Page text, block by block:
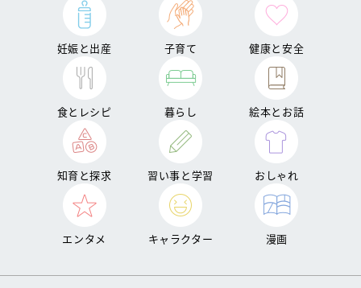
妊娠と出産 子育て 健康と安全
食とレシピ 暮らし 絵本とお話
知育と探求 習い事と学習 おしゃれ
エンタメ キャラクター 漫画